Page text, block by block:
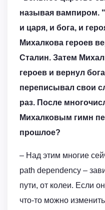
называя вампиром.
и царя, и бога, и
Михалкова героев
Сталин. Затем
героев и вернул
переписывал свои
раз. После
Михалковым гимн
прошлое?
– Над этим многие
path dependency –
пути, от колеи. Если
что-то можно